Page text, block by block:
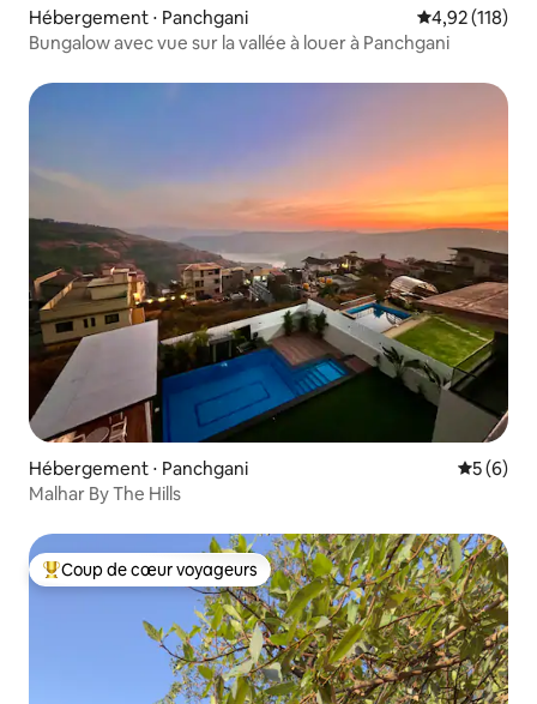
Hébergement ⋅ Panchgani Évaluation
4,92 (118)
Bungalow avec vue sur la vallée à louer à Panchgani
Hébergement ⋅ Panchgani
5 (6)
Malhar By The Hills
Coups de cœur voyageurs les plus appréciés
Coup de cœur voyageurs